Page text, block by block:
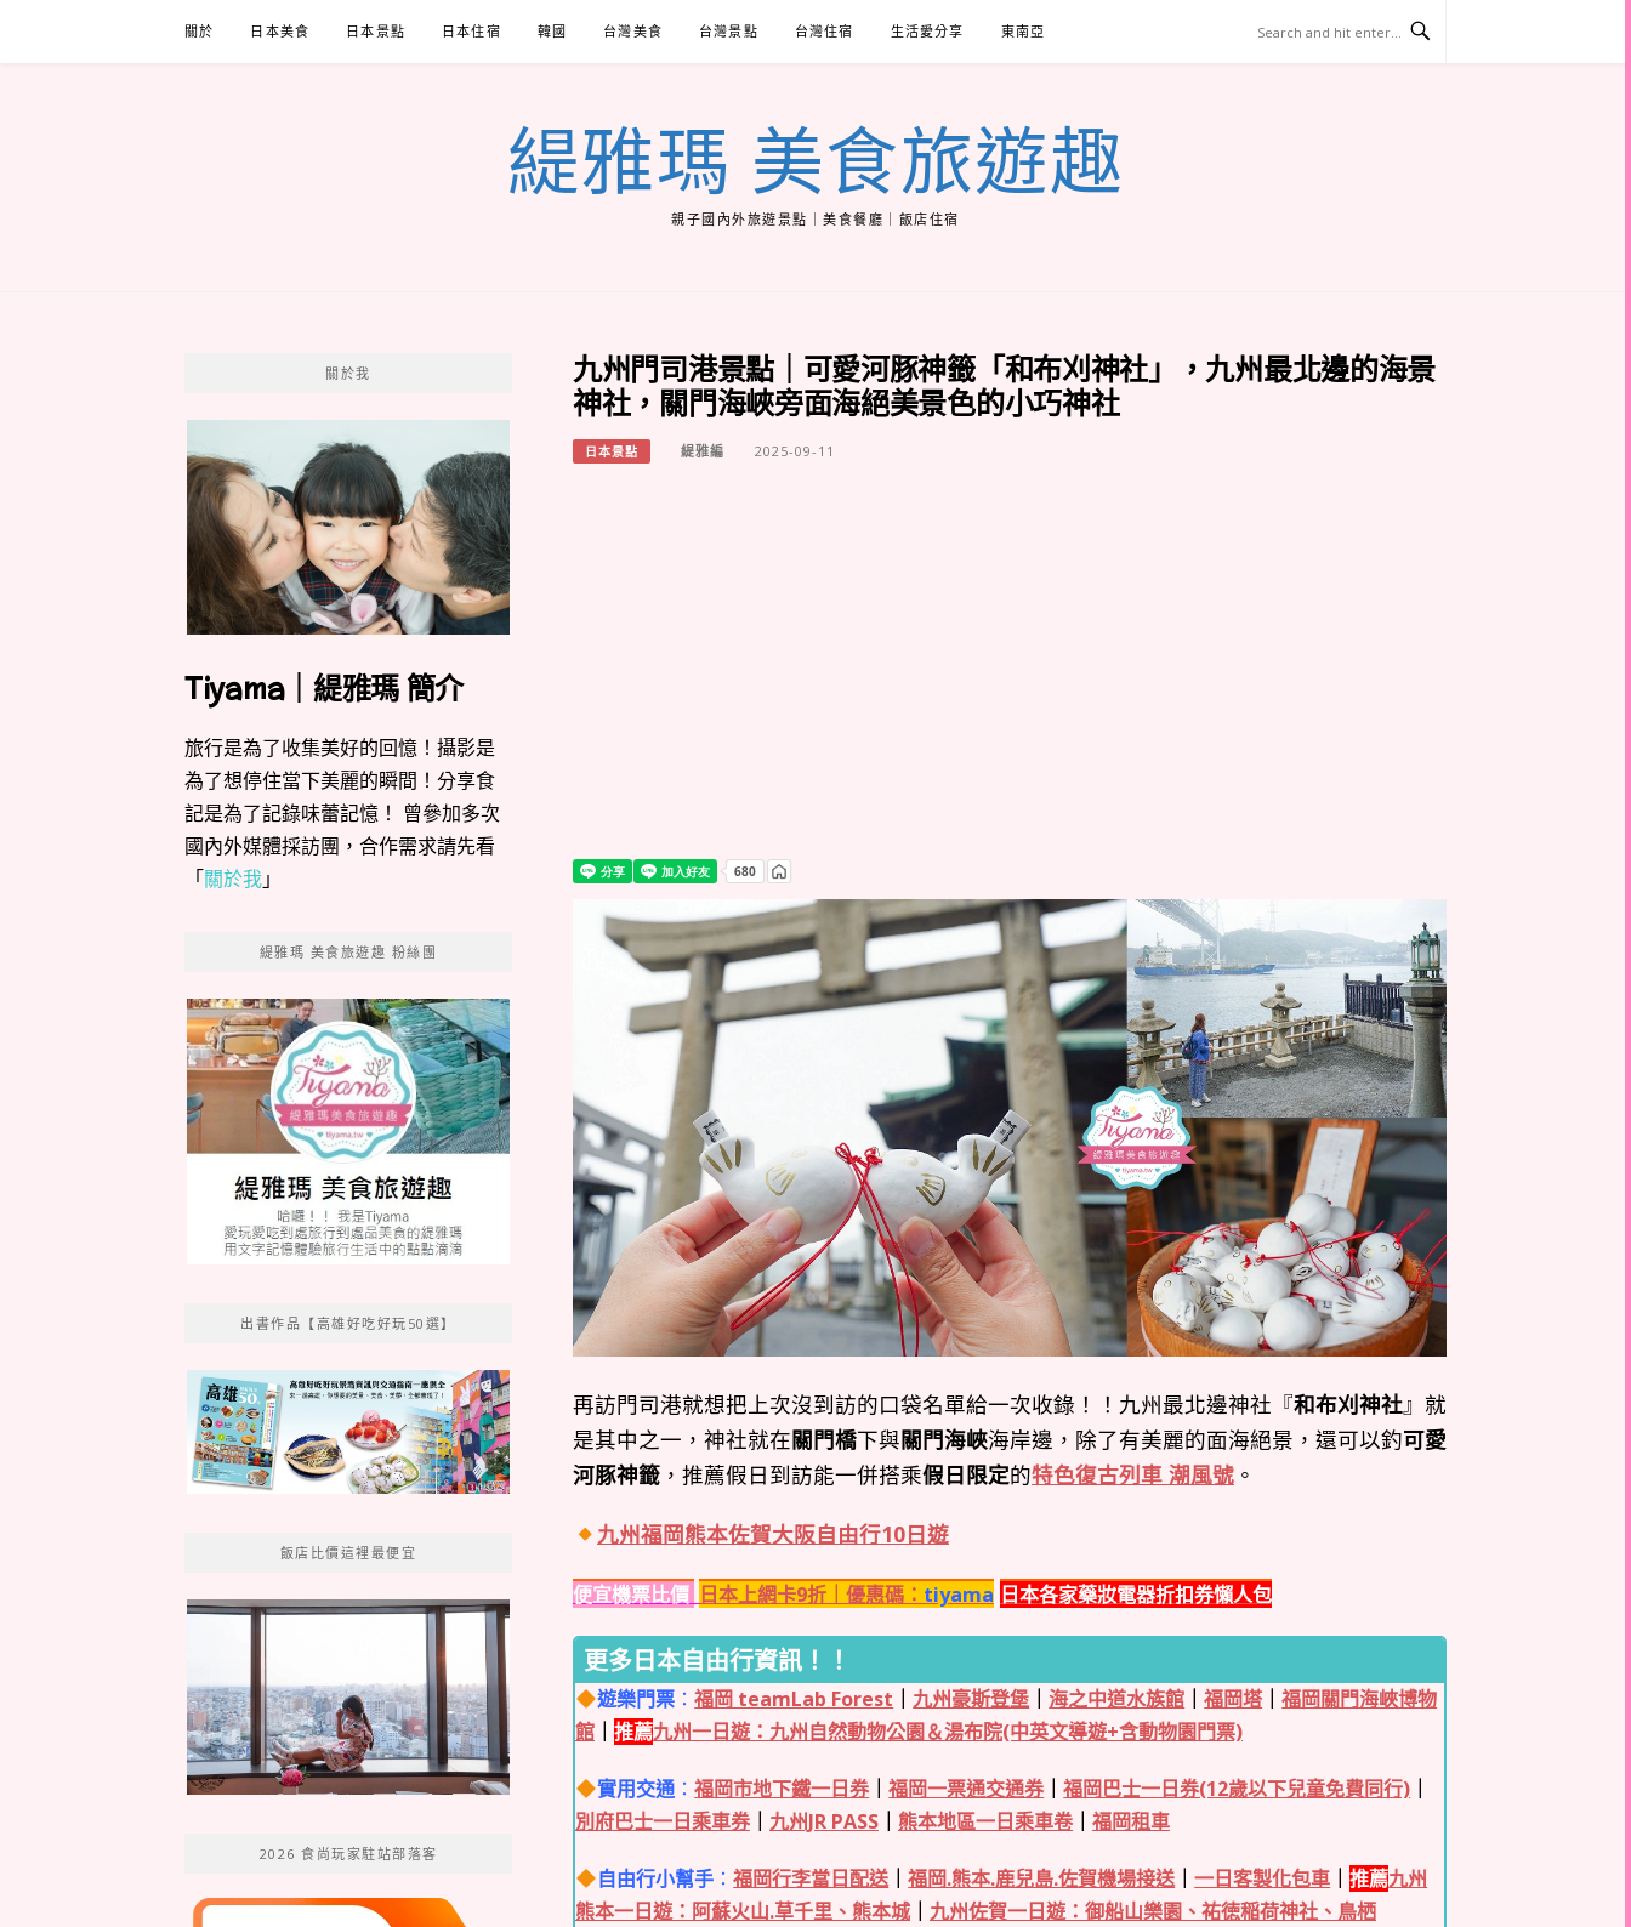
關於 日本美食 日本景點 日本住宿 韓國 台灣美食 台灣景點 台灣住宿 生活愛分享 東南亞
緹雅瑪 美食旅遊趣
親子國內外旅遊景點｜美食餐廳｜飯店住宿
九州門司港景點｜可愛河豚神籤「和布刈神社」，九州最北邊的海景
神社，關門海峽旁面海絕美景色的小巧神社
日本景點 緹雅編 2025-09-11
再訪門司港就想把上次沒到訪的口袋名單給一次收錄！！九州最北邊神社『和布刈神社』就
是其中之一，神社就在關門橋下與關門海峽海岸邊，除了有美麗的面海絕景，還可以釣可愛
河豚神籤 ，推薦假日到訪能一併搭乘假日限定的特色復古列車 潮風號 。
九州福岡熊本佐賀大阪自由行10日遊
便宜機票比價 日本上網卡9折｜優惠碼： tiyama 日本各家藥妝電器折扣券懶人包
更多日本自由行資訊！！
遊樂門票 ：福岡 teamLab Forest 九州豪斯登堡 ｜海之中道水族館 ｜福岡塔 ｜福岡關門海峽博物
館
推薦九州一日遊：九州自然動物公園＆湯布院(中英文導遊+含動物園門票)
實用交通 ：福岡市地下鐵一日券｜福岡一票通交通券｜福岡巴士一日券(12歲以下兒童免費同行)
別府巴士一日乘車券｜ 九州JR PASS 熊本地區一日乘車卷｜ 福岡租車
自由行小幫手 ：福岡行李當日配送｜福岡.熊本.鹿兒島.佐賀機場接送｜一日客製化包車 ｜推薦九州
熊本一日遊：阿蘇火山.草千里、熊本城
九州佐賀一日遊：御船山樂園、祐徳稲荷神社、鳥栖
關於我
Tiyama｜緹雅瑪 簡介
旅行是為了收集美好的回憶！攝影是
為了想停住當下美麗的瞬間！分享食
記是為了記錄味蕾記憶！ 曾參加多次
國內外媒體採訪團，合作需求請先看
「關於我」
緹雅瑪 美食旅遊趣 粉絲團
出書作品【高雄好吃好玩50選】
飯店比價這裡最便宜
2026 食尚玩家駐站部落客